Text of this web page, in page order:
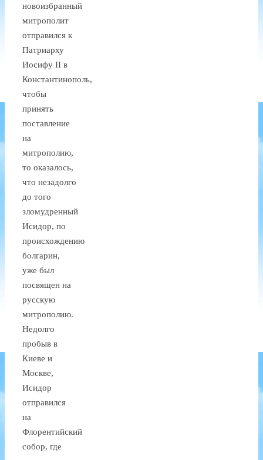
новоизбранный
митрополит
отправился к
Патриарху
Иосифу II в
Константинополь,
чтобы
принять
поставление
на
митрополию,
то оказалось,
что незадолго
до того
зломудренный
Исидор, по
происхождению
болгарин,
уже был
посвящен на
русскую
митрополию.
Недолго
пробыв в
Киеве и
Москве,
Исидор
отправился
на
Флорентийский
собор, где